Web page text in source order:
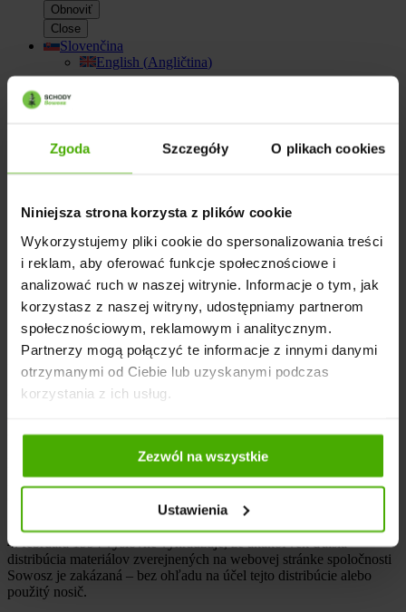
Zgoda Szczegóły O plikach cookies
Niniejsza strona korzysta z plików cookie
Wykorzystujemy pliki cookie do spersonalizowania treści
i reklam, aby oferować funkcje społecznościowe i
analizować ruch w naszej witrynie. Informacje o tym, jak
korzystasz z naszej witryny, udostępniamy partnerom
społecznościowym, reklamowym i analitycznym.
Partnerzy mogą połączyć te informacje z innymi danymi
otrzymanymi od Ciebie lub uzyskanymi podczas
korzystania z ich usług.
Zezwól na wszystkie
Ustawienia
Obnoviť
Close
Slovenčina
English (Angličtina)
Menu
Facebook
Instagram
Autorské práva
Všetky materiály zverejnené na webovej stránke
autorskom práve a právach súvisiacich s autorským právom.
Držiteľom majetkových autorských práv je spoločnosť
„Sowosz” sp. z o.o.so sídlom na adreseul. Wadowicka 86, 32-
Držiteľ autorských práv si podľa článku 25 ods. 1 bodu 1 zákona z
4. februára 1994 výslovne vyhradzuje, že akákoľvek ďalšia
distribúcia materiálov zverejnených na webovej stránke spoločnosti
Sowosz je zakázaná – bez ohľadu na účel tejto distribúcie alebo
použitý nosič.